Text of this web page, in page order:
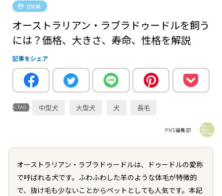
豆知識
オーストラリアン・ラブラドゥードルを飼う
には？価格、大きさ、寿命、性格を解説
記事をシェア
中型犬 大型犬 犬 長毛
PNS編集部
オーストラリアン・ラブラドゥードルは、ドゥードルの愛称
で呼ばれる犬です。ふわふわした羊のような体毛が特徴的
で、抜け毛も少ないことからペットとしても人気です。本記